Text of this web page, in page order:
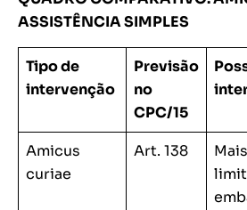
ASSISTÊNCIA SIMPLES
Tipo de
intervenção
Previsão
no
CPC/15
Amicus
curiae
Art. 138